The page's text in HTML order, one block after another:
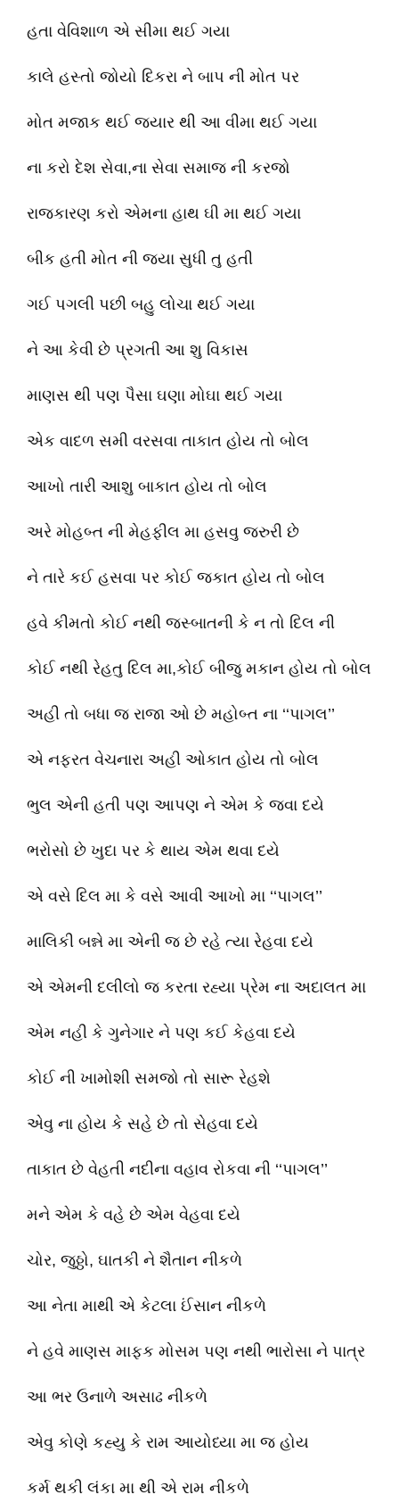
હતા વેવિશાળ એ સીમા થઈ ગયા
કાલે હસ્તો જોયો દિકરા ને બાપ ની મોત પર
મોત મજાક થઈ જ્યાર થી આ વીમા થઈ ગયા
ના કરો દેશ સેવા,ના સેવા સમાજ ની કરજો
રાજકારણ કરો એમના હાથ ઘી મા થઈ ગયા
બીક હતી મોત ની જ્યા સુધી તુ હતી
ગઈ પગલી પછી બહુ લોચા થઈ ગયા
ને આ કેવી છે પ્રગતી આ શુ વિકાસ
માણસ થી પણ પૈસા ઘણા મોઘા થઈ ગયા
એક વાદળ સમી વરસવા તાકાત હોય તો બોલ
આખો તારી આશુ બાકાત હોય તો બોલ
અરે મોહબ્ત ની મેહફીલ મા હસવુ જરુરી છે
ને તારે કઈ હસવા પર કોઈ જકાત હોય તો બોલ
હવે કીમતો કોઈ નથી જસ્બાતની કે ન તો દિલ ની
કોઈ નથી રેહતુ દિલ મા,કોઈ બીજુ મકાન હોય તો બોલ
અહી તો બધા જ રાજા ઓ છે મહોબ્ત ના ‘‘પાગલ’’
એ નફરત વેચનારા અહી ઓકાત હોય તો બોલ
ભુલ એની હતી પણ આપણ ને એમ કે જવા દયે
ભરોસો છે ખુદા પર કે થાય એમ થવા દયે
એ વસે દિલ મા કે વસે આવી આખો મા ‘‘પાગલ’’
માલિકી બન્ને મા એની જ છે રહે ત્યા રેહવા દયે
એ એમની દલીલો જ કરતા રહ્યા પ્રેમ ના અદાલત મા
એમ નહી કે ગુનેગાર ને પણ કઈ કેહવા દયે
કોઈ ની ખામોશી સમજો તો સારૂ રેહશે
એવુ ના હોય કે સહે છે તો સેહવા દયે
તાકાત છે વેહતી નદીના વહાવ રોકવા ની ‘‘પાગલ’’
મને એમ કે વહે છે એમ વેહવા દયે
ચોર, જુઠ્ઠો, ઘાતકી ને શૈતાન નીકળે
આ નેતા માથી એ કેટલા ઈંસાન નીકળે
ને હવે માણસ માફક મોસમ પણ નથી ભારોસા ને પાત્ર
આ ભર ઉનાળે અસાઢ નીકળે
એવુ કોણે કહ્યુ કે રામ આયોધ્યા મા જ હોય
કર્મ થકી લંકા મા થી એ રામ નીકળે